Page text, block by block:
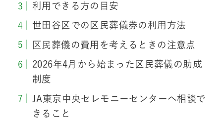
利用できる方の目安
世田谷区での区民葬儀券の利用方法
区民葬儀の費用を考えるときの注意点
2026年4月から始まった区民葬儀の助成
制度
JA東京中央セレモニーセンターへ相談で
きること